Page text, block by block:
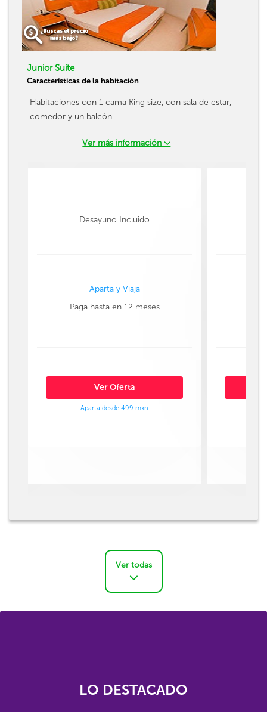
Junior Suite
Características de la habitación
Habitaciones con 1 cama King size, con sala de estar,
comedor y un balcón
Ver más información
Desayuno Incluido
Aparta y Viaja
Paga hasta en 12 meses
Ver Oferta
Aparta desde 499 mxn
Ver todas
LO DESTACADO